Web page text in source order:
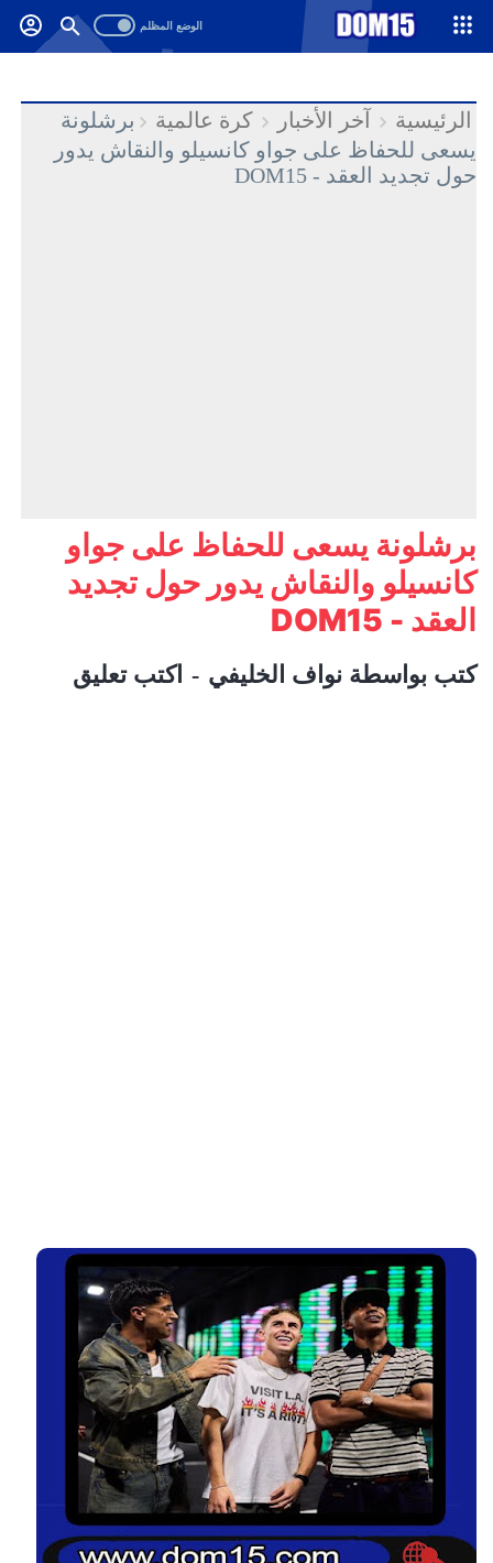
-->
الرئيسية آخر الأخبار كرة عالمية
برشلونة
يسعى للحفاظ على جواو كانسيلو والنقاش يدور
حول تجديد العقد - DOM15
برشلونة يسعى للحفاظ على جواو
كانسيلو والنقاش يدور حول تجديد
العقد - DOM15
كتب بواسطة نواف الخليفي اكتب تعليق